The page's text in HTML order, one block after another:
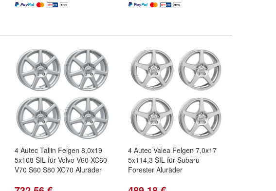
4 Autec Tallin Felgen 8,0x19
5x108 SIL für Volvo V60 XC60
V70 S60 S80 XC70 Aluräder
4 Autec Valea Felgen 7,0x17
5x114,3 SIL für Subaru
Forester Aluräder